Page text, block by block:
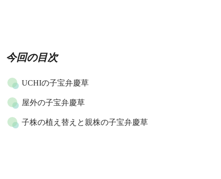
今回の目次
UCHIの子宝弁慶草
屋外の子宝弁慶草
子株の植え替えと親株の子宝弁慶草